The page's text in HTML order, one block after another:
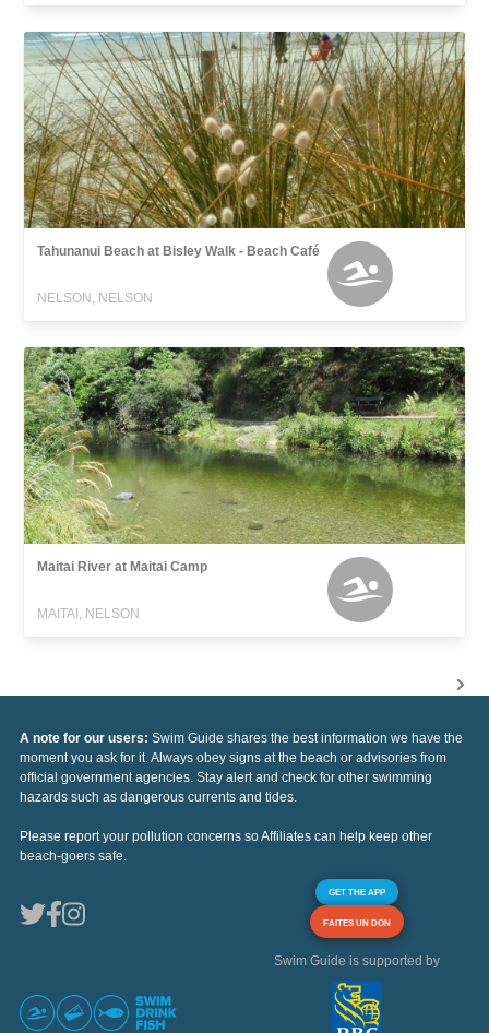
Tahunanui Beach at Bisley Walk - Beach Café
NELSON, NELSON
Maitai River at Maitai Camp
MAITAI, NELSON
A note for our users: Swim Guide shares the best information we have the
moment you ask for it. Always obey signs at the beach or advisories from
official government agencies. Stay alert and check for other swimming
hazards such as dangerous currents and tides.
Please report your pollution concerns so Affiliates can help keep other
beach-goers safe.
GET THE APP
FAITES UN DON
Swim Guide is supported by